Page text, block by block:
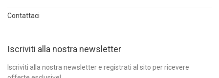
Contattaci
Iscriviti alla nostra newsletter
Iscriviti alla nostra newsletter e registrati al sito per ricevere